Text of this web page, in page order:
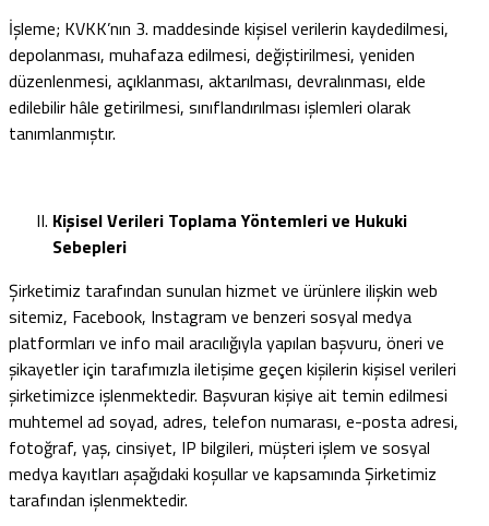
İşleme; KVKK’nın 3. maddesinde kişisel verilerin kaydedilmesi,
depolanması, muhafaza edilmesi, değiştirilmesi, yeniden
düzenlenmesi, açıklanması, aktarılması, devralınması, elde
edilebilir hâle getirilmesi, sınıflandırılması işlemleri olarak
tanımlanmıştır.
KişiselVerileri Toplama Yöntemleri ve Hukuki
Sebepleri
Şirketimiz tarafından sunulan hizmet ve ürünlere ilişkin web
sitemiz, Facebook, Instagram ve benzeri sosyal medya
platformları ve info mail aracılığıyla yapılan başvuru, öneri ve
şikayetler için tarafımızla iletişime geçen kişilerin kişisel verileri
şirketimizce işlenmektedir. Başvuran kişiye ait temin edilmesi
muhtemel ad soyad, adres, telefon numarası, e-posta adresi,
fotoğraf, yaş, cinsiyet, IP bilgileri, müşteri işlem ve sosyal
medya kayıtları aşağıdaki koşullar ve kapsamında Şirketimiz
tarafından işlenmektedir.